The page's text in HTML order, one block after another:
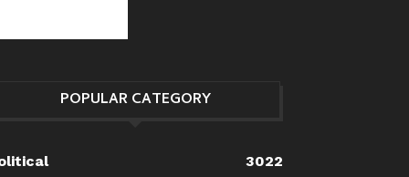
POPULAR CATEGORY
3022